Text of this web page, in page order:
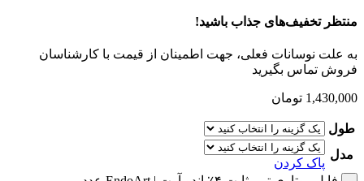
منتظر تخفیف‌های جذاب باشید!
به علت نوسانات فعلی، جهت اطمینان از قیمت با کارشناسان
فروش تماس بگیرید
1,430,000 تومان
طول
مدل
پاک کردن